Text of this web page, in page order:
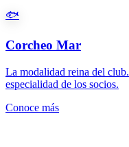
🐟
Corcheo Mar
La modalidad reina del
especialidad de los socios.
Conoce más